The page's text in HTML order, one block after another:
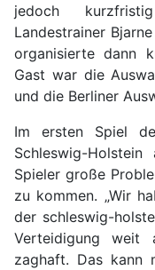
jedoch
Landestrainer
organisierte dann
Gast war die
und die Berliner
Im ersten Spiel
Schleswig-
Spieler große
zu kommen. „Wir
der schleswig-
Verteidigung weit
zaghaft. Das kann